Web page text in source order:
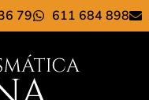
79 611 684 898